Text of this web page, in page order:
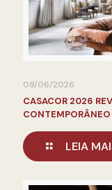
09/06/2026
CASACOR 2026
CONTEMPORÂNEO
LEIA